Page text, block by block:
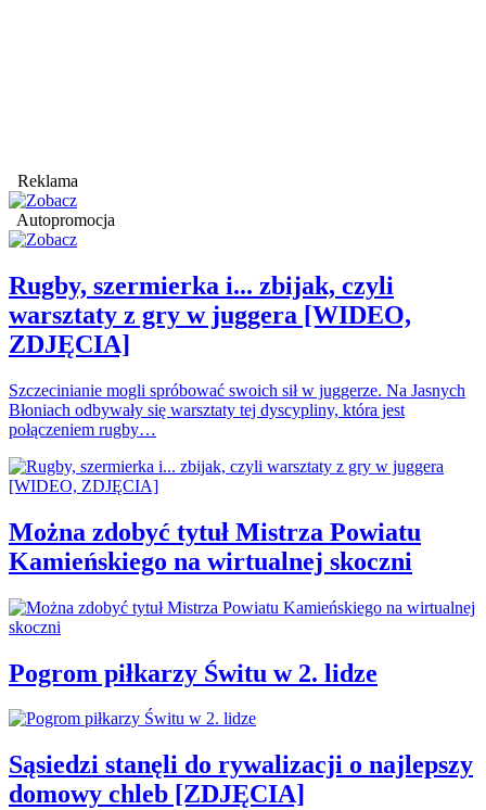
Reklama
Autopromocja
Rugby, szermierka i... zbijak, czyli
warsztaty z gry w juggera [WIDEO,
ZDJĘCIA]
Szczecinianie mogli spróbować swoich sił w juggerze. Na Jasnych
Błoniach odbywały się warsztaty tej dyscypliny, która jest
połączeniem rugby…
Można zdobyć tytuł Mistrza Powiatu
Kamieńskiego na wirtualnej skoczni
Pogrom piłkarzy Świtu w 2. lidze
Sąsiedzi stanęli do rywalizacji o najlepszy
domowy chleb [ZDJĘCIA]